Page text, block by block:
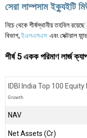
সেরা লাম্পসাম ইক্যুইটি
নিচে থেকে শীর্ষস্থানীয় তহবিল রয়েছে
বিভাগ,ইএলএসএস এবং সেক্টরাল
শীর্ষ 5 একক পরিমাণ লার্জ
IDBI India Top 100 Equity
Growth
NAV
Net Assets (Cr)